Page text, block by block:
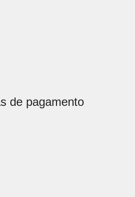
de pagamento